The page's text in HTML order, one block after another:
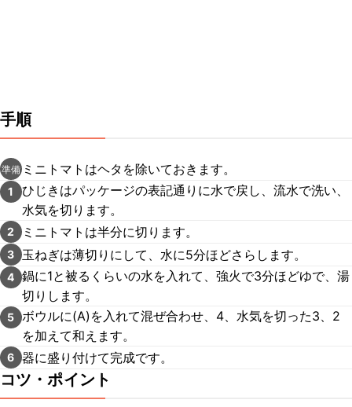
手順
準備 ミニトマトはヘタを除いておきます。
1
ひじきはパッケージの表記通りに水で戻し、流水で洗い、
水気を切ります。
2 ミニトマトは半分に切ります。
3 玉ねぎは薄切りにして、水に5分ほどさらします。
4 鍋に1と被るくらいの水を入れて、強火で3分ほどゆで、湯
切りします。
5 ボウルに(A)を入れて混ぜ合わせ、4、水気を切った3、2
を加えて和えます。
6 器に盛り付けて完成です。
コツ・ポイント